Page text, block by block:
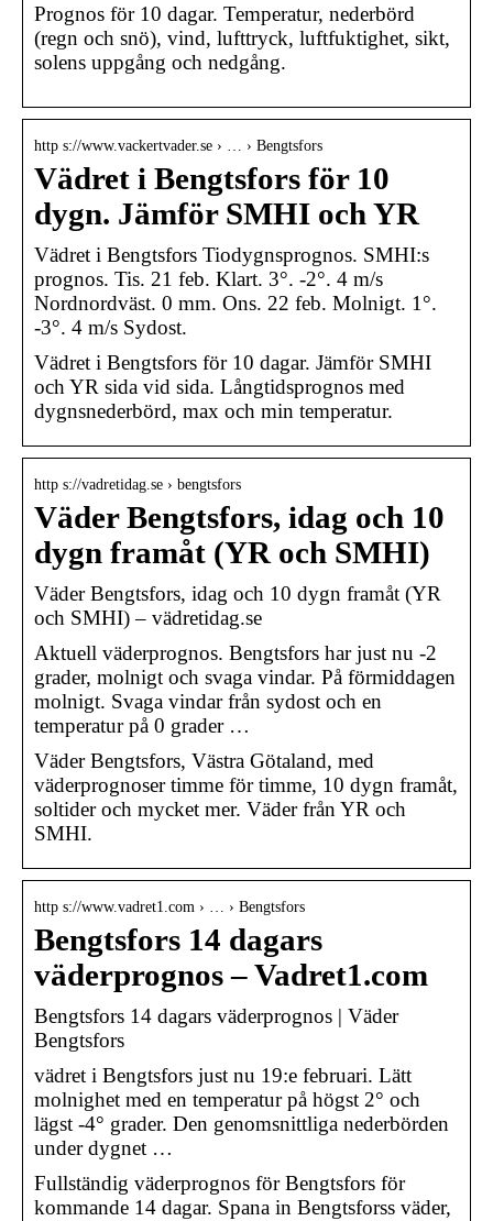
Prognos för 10 dagar. Temperatur, nederbörd
(regn och snö), vind, lufttryck, luftfuktighet, sikt,
solens uppgång och nedgång.
http s://www.vackertvader.se › … › Bengtsfors
Vädret i Bengtsfors för 10
dygn. Jämför SMHI och YR
Vädret i Bengtsfors Tiodygnsprognos. SMHI:s
prognos. Tis. 21 feb. Klart. 3°. -2°. 4 m/s
Nordnordväst. 0 mm. Ons. 22 feb. Molnigt. 1°.
-3°. 4 m/s Sydost.
Vädret i Bengtsfors för 10 dagar. Jämför SMHI
och YR sida vid sida. Långtidsprognos med
dygnsnederbörd, max och min temperatur.
http s://vadretidag.se › bengtsfors
Väder Bengtsfors, idag och 10
dygn framåt (YR och SMHI)
Väder Bengtsfors, idag och 10 dygn framåt (YR
och SMHI) – vädretidag.se
Aktuell väderprognos. Bengtsfors har just nu -2
grader, molnigt och svaga vindar. På förmiddagen
molnigt. Svaga vindar från sydost och en
temperatur på 0 grader …
Väder Bengtsfors, Västra Götaland, med
väderprognoser timme för timme, 10 dygn framåt,
soltider och mycket mer. Väder från YR och
SMHI.
http s://www.vadret1.com › … › Bengtsfors
Bengtsfors 14 dagars
väderprognos – Vadret1.com
Bengtsfors 14 dagars väderprognos | Väder
Bengtsfors
vädret i Bengtsfors just nu 19:e februari. Lätt
molnighet med en temperatur på högst 2° och
lägst -4° grader. Den genomsnittliga nederbörden
under dygnet …
Fullständig väderprognos för Bengtsfors för
kommande 14 dagar. Spana in Bengtsforss väder,